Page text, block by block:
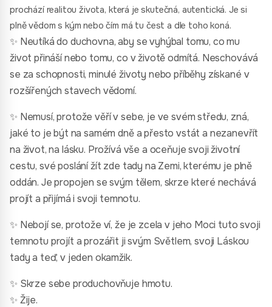
prochází realitou života, která je skutečná, autentická. Je si
plně vědom s kým nebo čím má tu čest a dle toho koná.
✨ Neutíká do duchovna, aby se vyhýbal tomu, co mu
život přináší nebo tomu, co v životě odmítá. Neschovává
se za schopnosti, minulé životy nebo příběhy získané v
rozšířených stavech vědomí.
✨ Nemusí, protože věří v sebe, je ve svém středu, zná,
jaké to je být na samém dně a přesto vstát a nezanevřít
na život, na lásku. Prožívá vše a oceňuje svoji životní
cestu, své poslání žít zde tady na Zemi, kterému je plně
oddán. Je propojen se svým tělem, skrze které nechává
projít a přijímá i svoji temnotu.
✨ Nebojí se, protože ví, že je zcela v jeho Moci tuto svoji
temnotu projít a prozářit ji svým Světlem, svoji Láskou
tady a teď, v jeden okamžik.
✨ Skrze sebe produchovňuje hmotu.
✨ Žije.